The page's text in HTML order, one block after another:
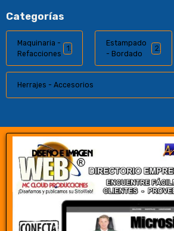
Categorías
Maquinaria -
Refacciones
1
Estampado
- Bordado
2
Herrajes - Accesorios